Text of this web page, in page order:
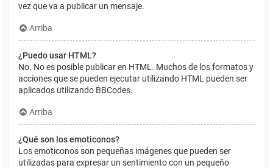
vez que va a publicar un mensaje.
Arriba
¿Puedo usar HTML?
No. No es posible publicar en HTML. Muchos de los formatos y
acciones que se pueden ejecutar utilizando HTML pueden ser
aplicados utilizando BBCodes.
Arriba
¿Qué son los emoticonos?
Los emoticonos son pequeñas imágenes que pueden ser
utilizadas para expresar un sentimiento con un pequeño